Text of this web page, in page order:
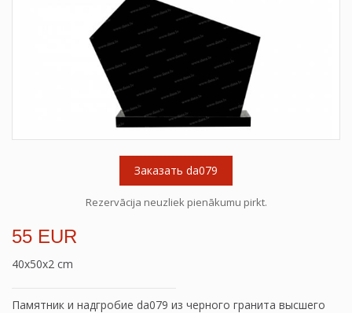
Заказать da079
Rezervācija neuzliek pienākumu pirkt.
55 EUR
40x50x2 cm
Памятник и надгробие da079 из черного гранита высшего